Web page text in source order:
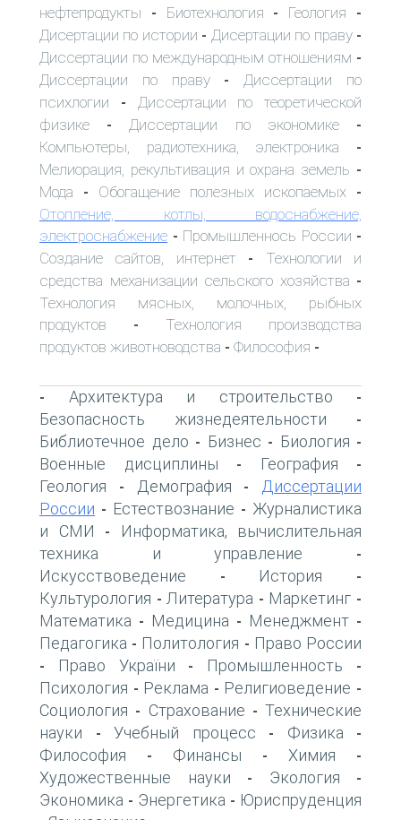
нефтепродукты - Биотехнология - Геология -
Дисертации по истории - Дисертации по праву-
Диссертации по международным отношениям -
Диссертации по праву- Диссертации по
психлогии - Диссертации по теоретической
физике - Диссертации по экономике-
Компьютеры, радиотехника, электроника -
Мелиорация, рекультивация и охрана земель -
Мода - Обогащение полезных ископаемых -
Отопление, котлы, водоснабжение,
электроснабжение - Промышленнось России -
Создание сайтов, интернет - Технологии и
средства механизации сельского хозяйства -
Технология мясных, молочных, рыбных
продуктов - Технология производства
продуктов животноводства - Философия -
- Архитектура и строительство -
Безопасность жизнедеятельности -
Библиотечное дело - Бизнес - Биология -
Военные дисциплины - География -
Геология - Демография -
Диссертации
России - Естествознание - Журналистика
и СМИ -
Информатика, вычислительная
техника и управление -
Искусствоведение - История -
Культурология - Литература - Маркетинг -
Математика - Медицина - Менеджмент -
Педагогика - Политология - Право России
- Право України - Промышленность -
Психология - Реклама - Религиоведение -
Социология - Страхование - Технические
науки - Учебный процесс - Физика -
Философия - Финансы - Химия -
Художественные науки - Экология -
Экономика - Энергетика - Юриспруденция